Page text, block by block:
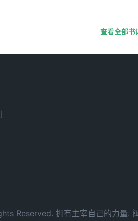
查看全部书
Reserved. 拥有主宰自己的力量.